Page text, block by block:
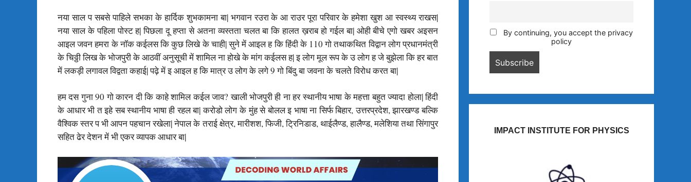
नया साल प सबसे पाहिले सभका के हार्दिक शुभकामना बा| भगवान रउरा के आ राउर पूरा परिवार के हमेशा खुश आ स्वस्थ्य राखस|
नया साल के पहिला पोस्ट ह| पिछला दू हप्ता से अतना व्यस्तता चलत बा कि हालत ख़राब हो गईल बा| ओही बीचे एगो खबर अइसन
आइल जवन हमरा के नॉक कईलस कि कुछ लिखे के चाही| सुने में आइल ह कि हिंदी के 110 गो तथाकथित विद्वान लोग प्रधानमंत्री
के चिठ्ठी लिख के भोजपुरी के आठवीं अनुसूची में शामिल ना होखे के मांग कईलस ह|इ लोग मूल रूप के उ लोग ह जे बुझेला कि हर बात
में लकड़ी लगावल विद्वता कहाई| पढ़े में इ आइल ह कि मात्र उ लोग के लगे 9 गो बिंदु बा जवना के चलते विरोध करत बा|
हम दस गुना 90 गो कारन दी कि काहे शामिल कईल जाव? खाली भोजपुरी ही ना हर स्थानीय भाषा के महत्ता बहुत ज्यादा होला| हिंदी
के आधार भी त इहे सब स्थानीय भाषा ही रहल बा| करोडो लोग के मुंह से बोलल इ भाषा ना सिर्फ बिहार, उत्तरप्रदेश, झारखण्ड बल्कि
वैश्विक स्तर प भी आपन पहचान रखेला| नेपाल के तराई क्षेत्र, मारीशश, फिजी, ट्रिनिडाड, थाईलैण्ड, हालैण्ड, मलेशिया तथा सिंगापुर
सहित ढेर देशन में भी एकर व्यापक आधार बा|
By continuing, you accept the privacy
policy
IMPACT INSTITUTE FOR PHYSICS